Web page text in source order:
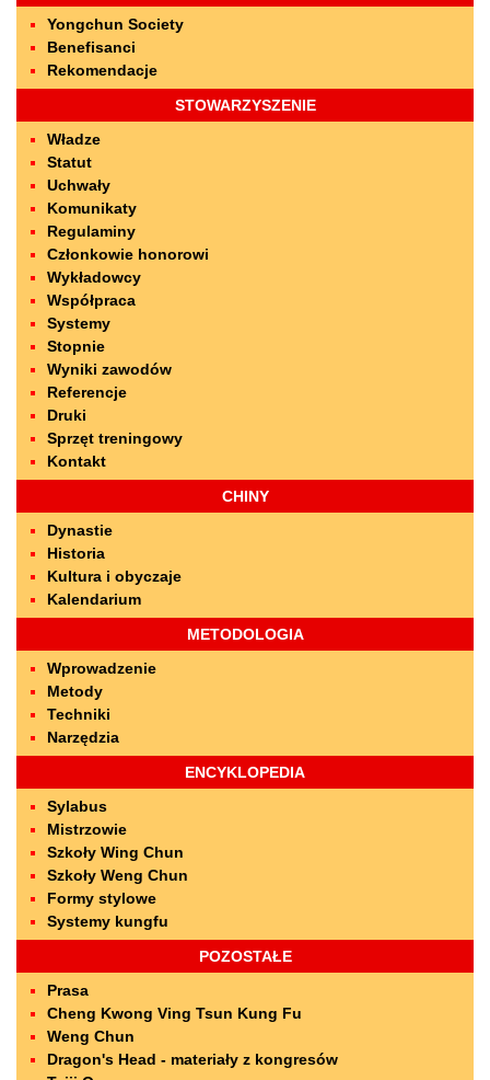
Yongchun Society
Benefisanci
Rekomendacje
STOWARZYSZENIE
Władze
Statut
Uchwały
Komunikaty
Regulaminy
Członkowie honorowi
Wykładowcy
Współpraca
Systemy
Stopnie
Wyniki zawodów
Referencje
Druki
Sprzęt treningowy
Kontakt
CHINY
Dynastie
Historia
Kultura i obyczaje
Kalendarium
METODOLOGIA
Wprowadzenie
Metody
Techniki
Narzędzia
ENCYKLOPEDIA
Sylabus
Mistrzowie
Szkoły Wing Chun
Szkoły Weng Chun
Formy stylowe
Systemy kungfu
POZOSTAŁE
Prasa
Cheng Kwong Ving Tsun Kung Fu
Weng Chun
Dragon's Head - materiały z kongresów